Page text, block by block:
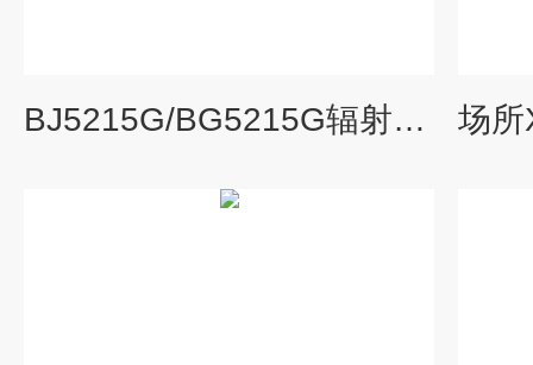
BJ5215G/BG5215G辐射剂量率多功能射线巡检仪